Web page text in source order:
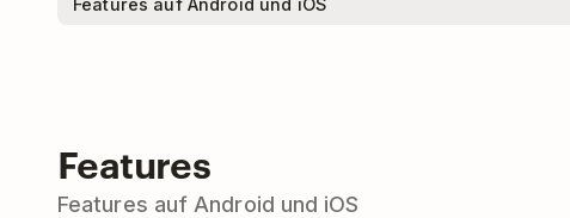
Features
Features auf Android und iOS